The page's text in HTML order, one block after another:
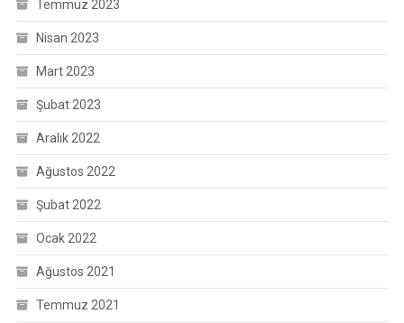
Temmuz 2023
Nisan 2023
Mart 2023
Şubat 2023
Aralık 2022
Ağustos 2022
Şubat 2022
Ocak 2022
Ağustos 2021
Temmuz 2021